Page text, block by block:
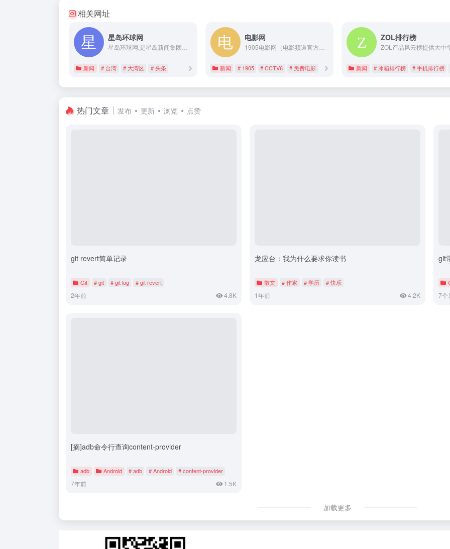
相关网址
星岛环球网
新闻 # 台湾 # 大湾区 # 头条
电影网
新闻 # 1905 # CCTV6 # 免费电影
ZOL排行榜
新闻 # 冰箱排行榜 # 手机排行榜
热门文章 发布 更新 浏览 点赞
git revert简单记录
Git # git # git log # git revert
2年前 4.8K
龙应台：我为什么要求你读书
散文 # 作家 # 学历 # 快乐
1年前 4.2K
git
7个
[摘]adb命令行查询content-provider
adb Android # adb # Android # content-provider
7年前 1.5K
加载更多